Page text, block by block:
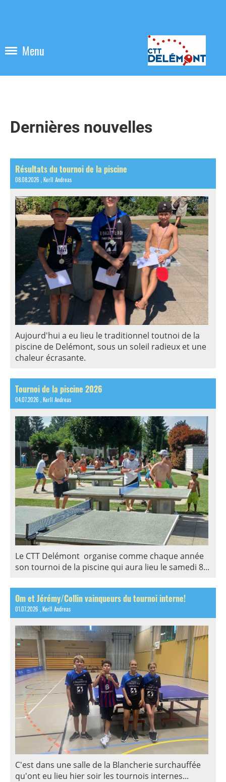
Menu
Dernières nouvelles
Résultats du tournoi de la piscine
08.08.2026 , Kerll Andreas
Aujourd'hui a eu lieu le traditionnel toutnoi de la
piscine de Delémont, sous un soleil radieux et une
chaleur écrasante.
Tournoi de la piscine 2026
04.07.2026 , Kerll Andreas
Le CTT Delémont organise comme chaque année
son tournoi de la piscine qui aura lieu le samedi 8...
Om et Jérémy/Collin vainqueurs du tournoi interne!
01.07.2026 , Kerll Andreas
C'est dans une salle de la Blancherie surchauffée
qu'ont eu lieu hier soir les tournois internes...